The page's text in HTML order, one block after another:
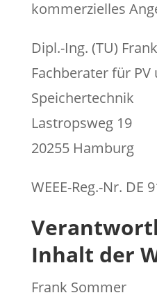
kommerzielles
Dipl.-Ing. (TU)
Fachberater für PV
Speichertechnik
Lastropsweg 19
20255 Hamburg
WEEE-Reg.-Nr. DE
Inhalt der
Frank Sommer